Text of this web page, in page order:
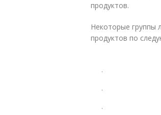
продуктов.
Некоторые группы
продуктов по
.
.
.